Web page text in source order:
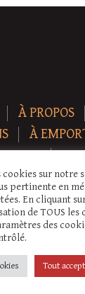
À PROPOS
À
NEWS
Auberge-
cookies sur notre
pertinente en
En cliquant
de TOUS les
des
Tout